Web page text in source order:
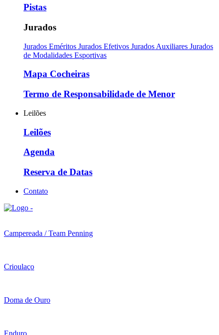
Pistas
Jurados
Jurados Eméritos Jurados Efetivos Jurados Auxiliares Jurados
de Modalidades Esportivas
Mapa Cocheiras
Termo de Responsabilidade de Menor
Leilões
Leilões
Agenda
Reserva de Datas
Contato
Campereada / Team Penning
Crioulaço
Doma de Ouro
Enduro